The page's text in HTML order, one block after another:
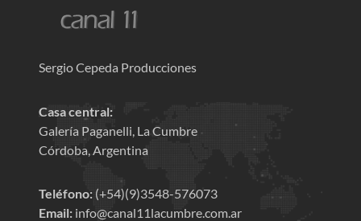
Sergio Cepeda Producciones
Casa central:
Galería Paganelli, La Cumbre
Córdoba, Argentina
Teléfono: (+54)(9)3548-576073
Email: info@canal11lacumbre.com.ar